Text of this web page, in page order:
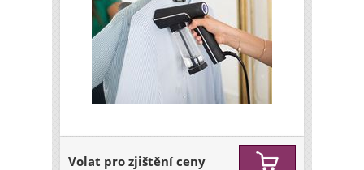
Volat pro zjištění ceny